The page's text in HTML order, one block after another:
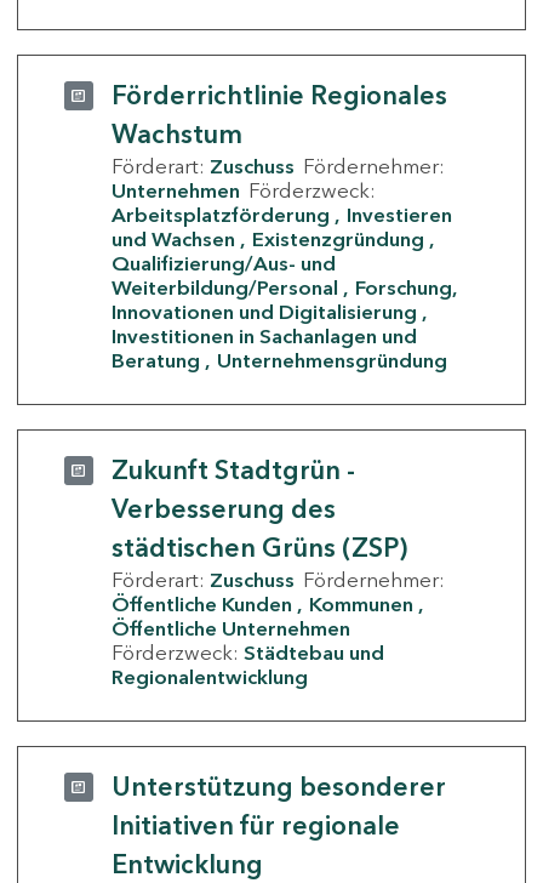
Förderrichtlinie Regionales
Wachstum
Förderart: Zuschuss Fördernehmer:
Unternehmen Förderzweck:
Arbeitsplatzförderung
Investieren
und Wachsen
Existenzgründung
Qualifizierung/Aus- und
Weiterbildung/Personal
Forschung,
Innovationen und Digitalisierung
Investitionen in Sachanlagen und
Beratung
Unternehmensgründung
Zukunft Stadtgrün -
Verbesserung des
städtischen Grüns (ZSP)
Förderart: Zuschuss Fördernehmer:
Öffentliche Kunden
Kommunen
Öffentliche Unternehmen
Förderzweck: Städtebau und
Regionalentwicklung
Unterstützung besonderer
Initiativen für regionale
Entwicklung